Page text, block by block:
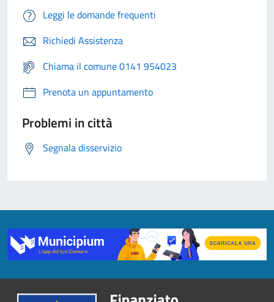
Leggi le domande frequenti
Richiedi Assistenza
Chiama il comune 0141 954023
Prenota un appuntamento
Problemi in città
Segnala disservizio